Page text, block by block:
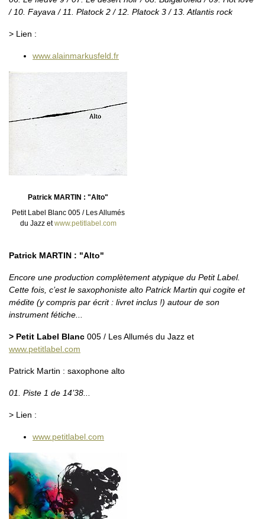
/ 10. Fayava / 11. Platock 2 / 12. Platock 3 / 13. Atlantis rock
> Lien :
www.alainmarkusfeld.fr
Patrick MARTIN : "Alto"
Petit Label Blanc 005 / Les Allumés
du Jazz etwww.petitlabel.com
Patrick MARTIN : "Alto"
Encore une production complètement atypique du Petit Label.
Cette fois, c’est le saxophoniste alto Patrick Martin qui cogite et
médite (y compris par écrit : livret inclus !) autour de son
instrument fétiche...
> Petit Label Blanc 005 / Les Allumés du Jazz et
www.petitlabel.com
Patrick Martin : saxophone alto
01. Piste 1 de 14’38...
> Lien :
www.petitlabel.com